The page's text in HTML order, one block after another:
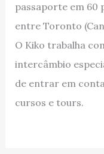
passaporte em 60
entre Toronto
O Kiko trabalha
intercâmbio
de entrar em
cursos e tours.